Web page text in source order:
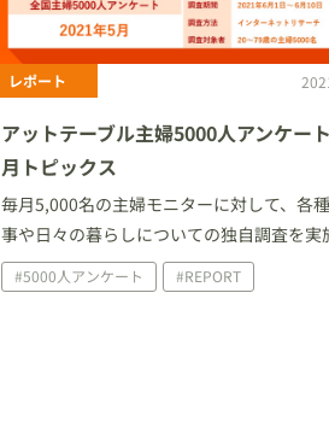
レポート
アットテーブル主婦5000人アンケ
月トピックス
毎月5,000名の主婦モニターに対して、各
事や日々の暮らしについての独自調査を実
ています。今回は、2021年のゴールデンウ
クと母の日に関しての調査結果を一部ご紹
#5000人アンケート #REPORT